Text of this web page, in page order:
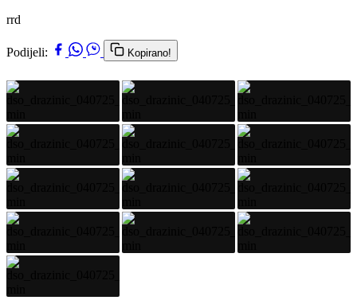
rrd
Podijeli: Kopirano!